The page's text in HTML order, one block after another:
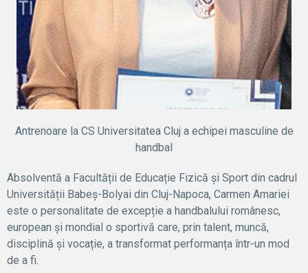
Antrenoare la CS Universitatea Cluj a echipei masculine de
handbal
Absolventă a Facultății de Educație Fizică și Sport din cadrul
Universității Babeș-Bolyai din Cluj-Napoca, Carmen Amariei
este o personalitate de excepție a handbalului românesc,
european și mondial o sportivă care, prin talent, muncă,
disciplină și vocație, a transformat performanța într-un mod
de a fi.